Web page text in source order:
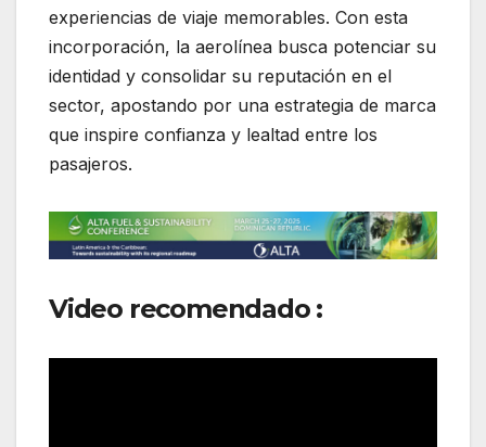
experiencias de viaje memorables. Con esta
incorporación, la aerolínea busca potenciar su
identidad y consolidar su reputación en el
sector, apostando por una estrategia de marca
que inspire confianza y lealtad entre los
pasajeros.
Video recomendado :